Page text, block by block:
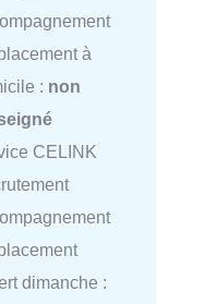
à
: non
CELINK
dimanche :